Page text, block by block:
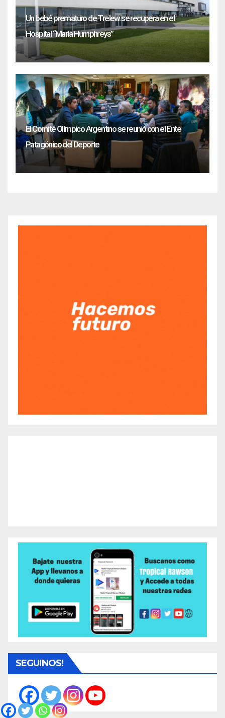
Un bebé prematuro de Trelew se recupera en el
Hospital “María Humphreys”
El Comité Olímpico Argentino se reunió con el Ente
Patagónico del Deporte
SEGUINOS!